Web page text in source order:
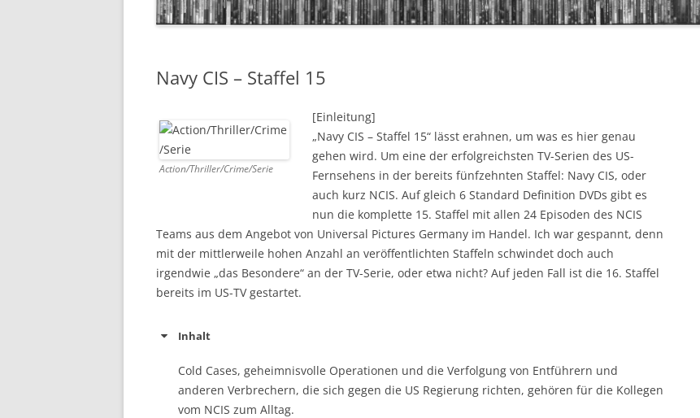
4K BLU-RAY DISC
DOWNLOAD
DVD (CODE 1)
GAMES
HD-DVD
BILD & TON IMPRESSUM
Navy CIS – Staffel 15
Action/Thriller/Crime/Serie
[Einleitung]
„Navy CIS – Staffel 15“ lässt erahnen, um was es hier genau
gehen wird. Um eine der erfolgreichsten TV-Serien des US-
Fernsehens in der bereits fünfzehnten Staffel: Navy CIS, oder
auch kurz NCIS. Auf gleich 6 Standard Definition DVDs gibt es
nun die komplette 15. Staffel mit allen 24 Episoden des NCIS
Teams aus dem Angebot von Universal Pictures Germany im Handel. Ich war gespannt, denn
mit der mittlerweile hohen Anzahl an veröffentlichten Staffeln schwindet doch auch
irgendwie „das Besondere“ an der TV-Serie, oder etwa nicht? Auf jeden Fall ist die 16. Staffel
bereits im US-TV gestartet.
Inhalt
Cold Cases, geheimnisvolle Operationen und die Verfolgung von Entführern und
anderen Verbrechern, die sich gegen die US Regierung richten, gehören für die Kollegen
vom NCIS zum Alltag.